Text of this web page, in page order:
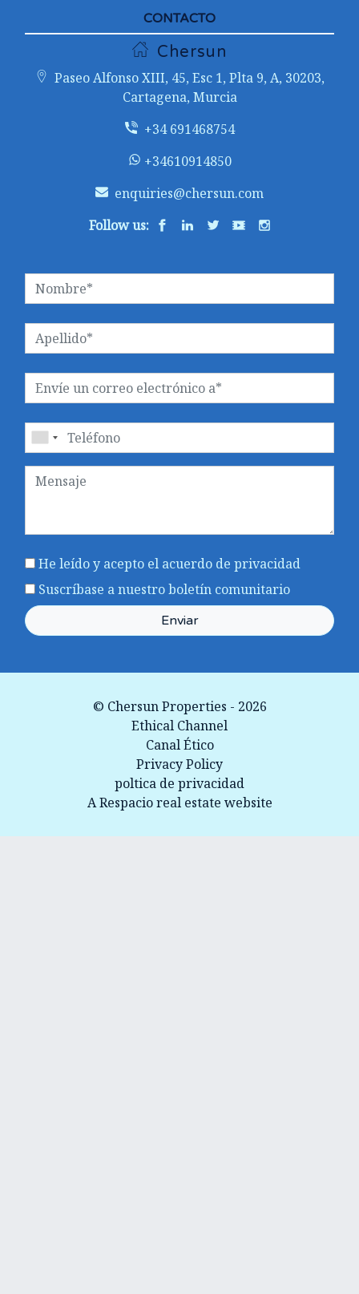
CONTACTO
Chersun
Paseo Alfonso XIII, 45, Esc 1, Plta 9, A, 30203,
Cartagena, Murcia
+34 691468754
+34610914850
enquiries@chersun.com
Follow us:
He leído y acepto el acuerdo de privacidad
Suscríbase a nuestro boletín comunitario
Enviar
© Chersun Properties - 2026
Ethical Channel
Canal Ético
Privacy Policy
poltica de privacidad
A Respacio real estate website